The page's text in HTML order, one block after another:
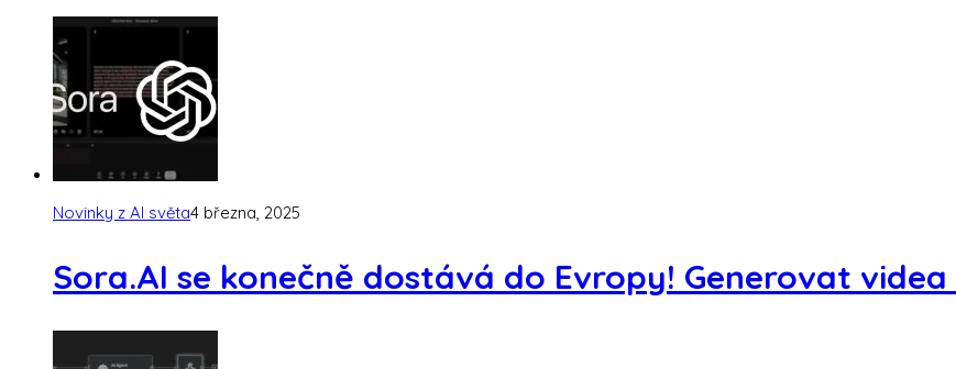
Novinky z AI světa4 března, 2025
Sora.AI se konečně dostává do Evropy! Generovat